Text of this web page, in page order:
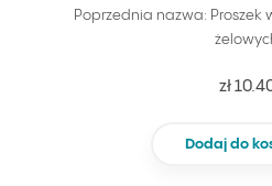
Poprzednia nazwa: Proszek
zł
Dodaj do